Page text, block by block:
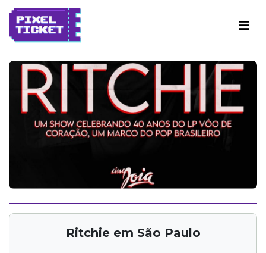
Ritchie em São Paulo